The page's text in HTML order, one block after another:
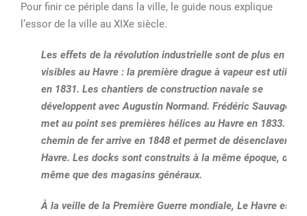
Pour finir ce périple dans la ville, le guide nous explique
l’essor de la ville au XIXe siècle.
Les effets de la révolution industrielle sont de plus en plus
visibles au Havre : la première drague à vapeur est utilisée
en 1831. Les chantiers de construction navale se
développent avec Augustin Normand. Frédéric Sauvage
met au point ses premières hélices au Havre en 1833. Le
chemin de fer arrive en 1848 et permet de désenclaver Le
Havre. Les docks sont construits à la même époque, de
même que des magasins généraux.
À la veille de la Première Guerre mondiale, Le Havre est le